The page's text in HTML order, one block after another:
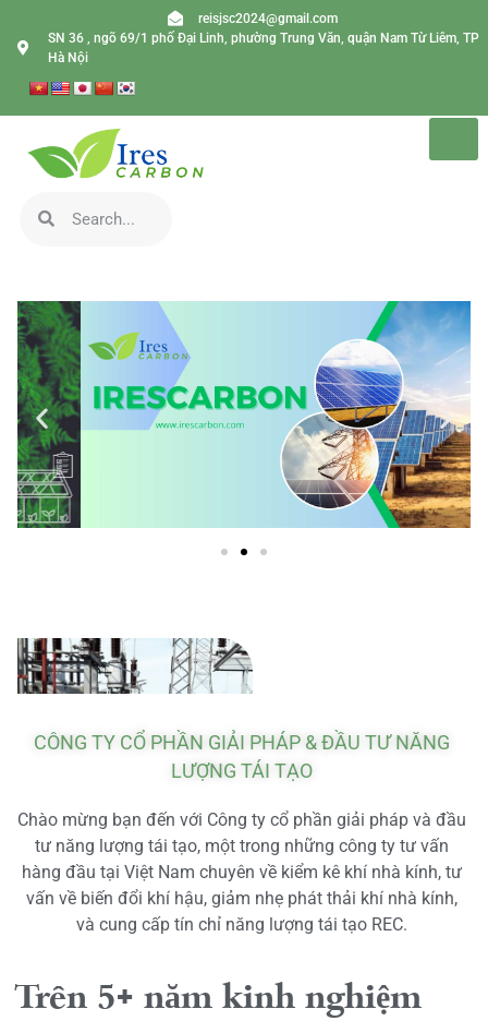
reisjsc2024@gmail.com
SN 36 , ngõ 69/1 phố Đại Linh, phường Trung Văn, quận Nam Từ Liêm, TP
Hà Nội
CÔNG TY CỔ PHẦN GIẢI PHÁP & ĐẦU TƯ NĂNG
LƯỢNG TÁI TẠO
Chào mừng bạn đến với Công ty cổ phần giải pháp và đầu
tư năng lượng tái tạo, một trong những công ty tư vấn
hàng đầu tại Việt Nam chuyên về kiểm kê khí nhà kính, tư
vấn về biến đổi khí hậu, giảm nhẹ phát thải khí nhà kính,
và cung cấp tín chỉ năng lượng tái tạo REC.
Trên 5+ năm kinh nghiệm